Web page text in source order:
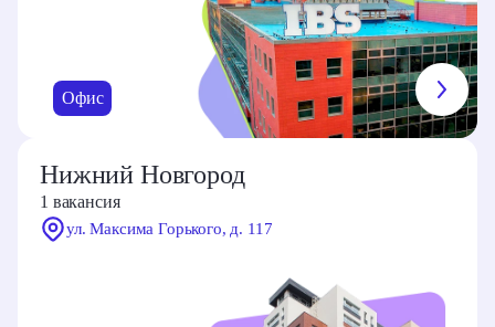
Офис
Нижний Новгород
1 вакансия
ул. Максима Горького, д. 117